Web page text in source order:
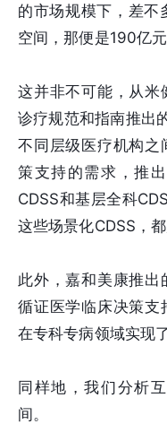
的市场规模下，差不
空间，那便是190亿元
这并非不可能，从米
诊疗规范和指南推出
不同层级医疗机构之
策支持的需求，推
CDSS和基层全科
这些场景化CDSS，
此外，嘉和美康推出
循证医学临床决策支
在专科专病领域实现
同样地，我们分析
间。